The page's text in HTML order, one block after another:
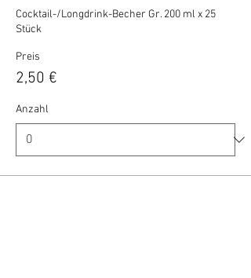
Cocktail-/Longdrink-Becher Gr. 200 ml x 25
Stück
Preis
2,50 €
Anzahl